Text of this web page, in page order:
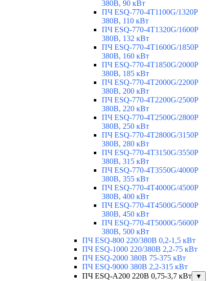
380В, 90 кВт
ПЧ ESQ-770-4T1100G/1320P
380В, 110 кВт
ПЧ ESQ-770-4T1320G/1600P
380В, 132 кВт
ПЧ ESQ-770-4T1600G/1850P
380В, 160 кВт
ПЧ ESQ-770-4T1850G/2000P
380В, 185 кВт
ПЧ ESQ-770-4T2000G/2200P
380В, 200 кВт
ПЧ ESQ-770-4T2200G/2500P
380В, 220 кВт
ПЧ ESQ-770-4T2500G/2800P
380В, 250 кВт
ПЧ ESQ-770-4T2800G/3150P
380В, 280 кВт
ПЧ ESQ-770-4T3150G/3550P
380В, 315 кВт
ПЧ ESQ-770-4T3550G/4000P
380В, 355 кВт
ПЧ ESQ-770-4T4000G/4500P
380В, 400 кВт
ПЧ ESQ-770-4T4500G/5000P
380В, 450 кВт
ПЧ ESQ-770-4T5000G/5600P
380В, 500 кВт
ПЧ ESQ-800 220/380В 0,2-1,5 кВт
ПЧ ESQ-1000 220/380В 2,2-75 кВт
ПЧ ESQ-2000 380В 75-375 кВт
ПЧ ESQ-9000 380В 2,2-315 кВт
ПЧ ESQ-A200 220В 0,75-3,7 кВт
▼